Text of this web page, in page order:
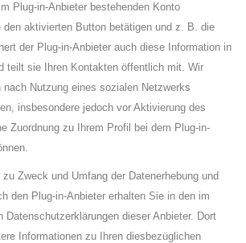
Plug-in-Anbieter bestehenden Konto
den aktivierten Button betätigen und z. B. die
der Plug-in-Anbieter auch diese Information in
teilt sie Ihren Kontakten öffentlich mit. Wir
Nutzung eines sozialen Netzwerks
insbesondere jedoch vor Aktivierung des
Zuordnung zu Ihrem Profil bei dem Plug-in-
Zweck und Umfang der Datenerhebung und
den Plug-in-Anbieter erhalten Sie in den im
Datenschutzerklärungen dieser Anbieter. Dort
Informationen zu Ihren diesbezüglichen